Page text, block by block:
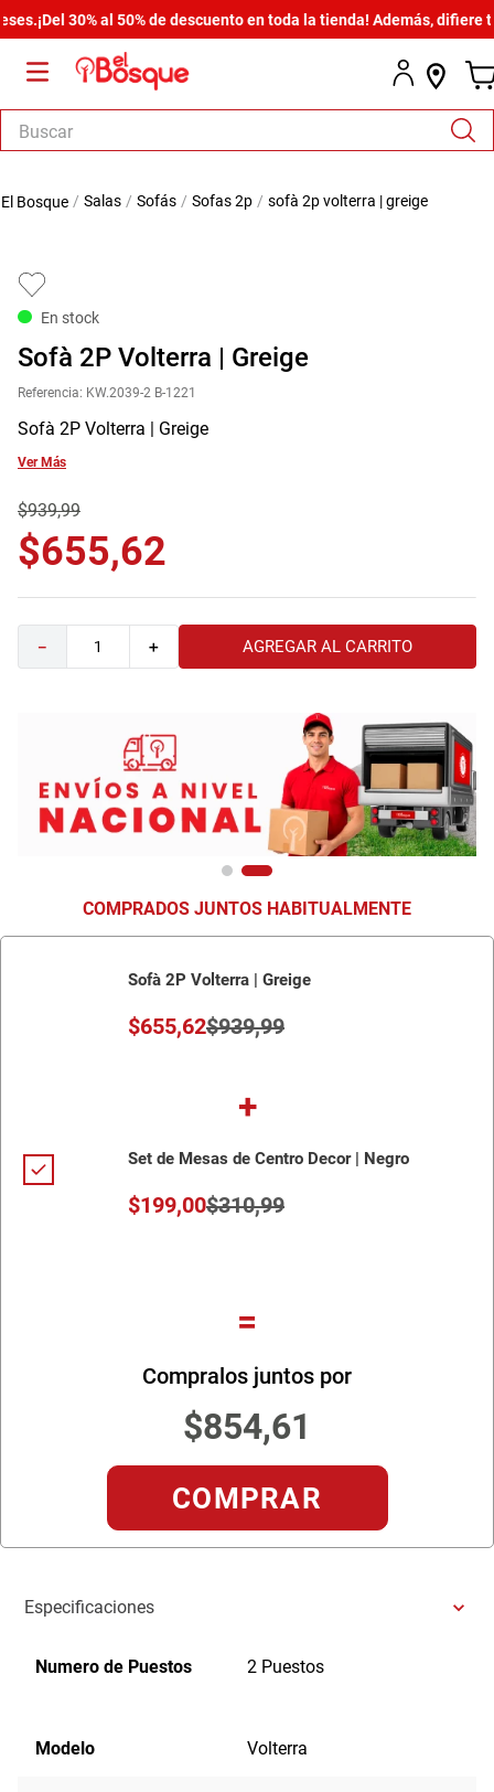
30% al 50% de descuento en toda la tienda! Además, difiere tus
Buscar
salas sofás sofas 2p sofà 2p volterra | greige
En stock
Sofà 2P Volterra | Greige
Referencia: KW.2039-2 B-1221
Sofà 2P Volterra | Greige
Ver Más
$939,99
$655,62
＋
－ AGREGAR AL CARRITO
COMPRADOS JUNTOS HABITUALMENTE
Sofà 2P Volterra | Greige
$655,62$939,99
+
Set de Mesas de Centro Decor | Negro
$199,00$310,99
=
Compralos juntos por
$854,61
COMPRAR
Especificaciones
Numero de Puestos 2 Puestos
Modelo Volterra
1.
salas
3
4.
cómoda estilo
5.
zapatera
6.
cama
7.
armario lux
9.
havana master
10. sofa